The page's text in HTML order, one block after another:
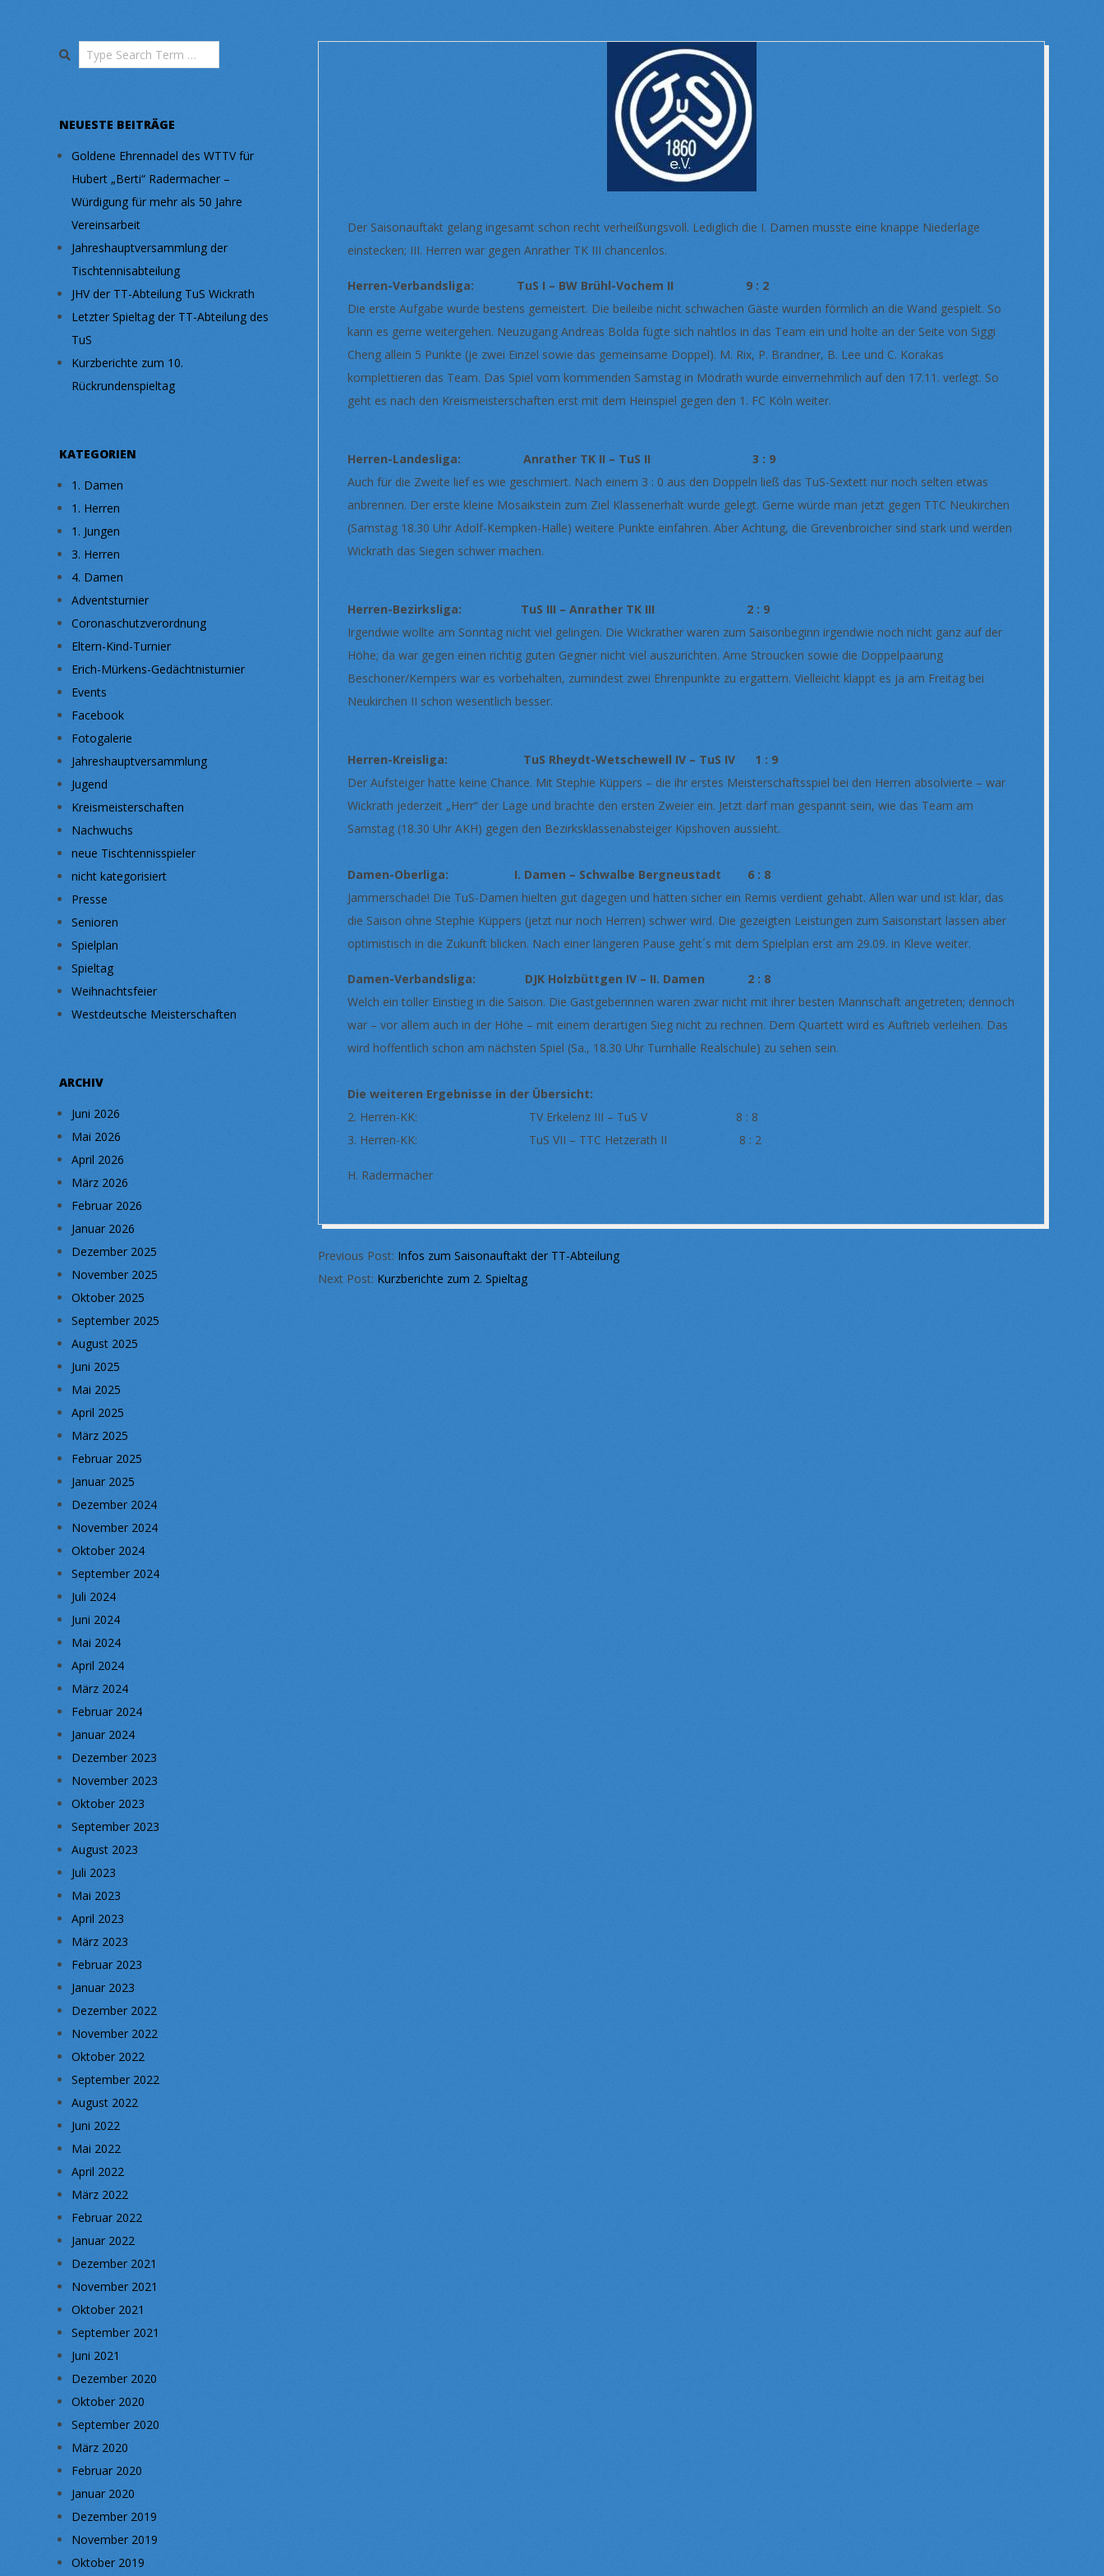
Der Saisonauftakt gelang ingesamt schon recht verheißungsvoll. Lediglich die I. Damen musste eine knappe Niederlage
einstecken; III. Herren war gegen Anrather TK III chancenlos.
Herren-Verbandsliga: TuS I – BW Brühl-Vochem II 9 : 2
Die erste Aufgabe wurde bestens gemeistert. Die beileibe nicht schwachen Gäste wurden förmlich an die Wand gespielt. So
kann es gerne weitergehen. Neuzugang Andreas Bolda fügte sich nahtlos in das Team ein und holte an der Seite von Siggi
Cheng allein 5 Punkte (je zwei Einzel sowie das gemeinsame Doppel). M. Rix, P. Brandner, B. Lee und C. Korakas
komplettieren das Team. Das Spiel vom kommenden Samstag in Mödrath wurde einvernehmlich auf den 17.11. verlegt. So
geht es nach den Kreismeisterschaften erst mit dem Heinspiel gegen den 1. FC Köln weiter.
Herren-Landesliga: Anrather TK II – TuS II 3 : 9
Auch für die Zweite lief es wie geschmiert. Nach einem 3 : 0 aus den Doppeln ließ das TuS-Sextett nur noch selten etwas
anbrennen. Der erste kleine Mosaikstein zum Ziel Klassenerhalt wurde gelegt. Gerne würde man jetzt gegen TTC Neukirchen
(Samstag 18.30 Uhr Adolf-Kempken-Halle) weitere Punkte einfahren. Aber Achtung, die Grevenbroicher sind stark und werden
Wickrath das Siegen schwer machen.
Herren-Bezirksliga: TuS III – Anrather TK III 2 : 9
Irgendwie wollte am Sonntag nicht viel gelingen. Die Wickrather waren zum Saisonbeginn irgendwie noch nicht ganz auf der
Höhe; da war gegen einen richtig guten Gegner nicht viel auszurichten. Arne Stroucken sowie die Doppelpaarung
Beschoner/Kempers war es vorbehalten, zumindest zwei Ehrenpunkte zu ergattern. Vielleicht klappt es ja am Freitag bei
Neukirchen II schon wesentlich besser.
Herren-Kreisliga: TuS Rheydt-Wetschewell IV – TuS IV 1 : 9
Der Aufsteiger hatte keine Chance. Mit Stephie Küppers – die ihr erstes Meisterschaftsspiel bei den Herren absolvierte – war
Wickrath jederzeit „Herr“ der Lage und brachte den ersten Zweier ein. Jetzt darf man gespannt sein, wie das Team am
Samstag (18.30 Uhr AKH) gegen den Bezirksklassenabsteiger Kipshoven aussieht.
Damen-Oberliga: I. Damen – Schwalbe Bergneustadt 6 : 8
Jammerschade! Die TuS-Damen hielten gut dagegen und hätten sicher ein Remis verdient gehabt. Allen war und ist klar, das
die Saison ohne Stephie Küppers (jetzt nur noch Herren) schwer wird. Die gezeigten Leistungen zum Saisonstart lassen aber
optimistisch in die Zukunft blicken. Nach einer längeren Pause geht´s mit dem Spielplan erst am 29.09. in Kleve weiter.
Damen-Verbandsliga: DJK Holzbüttgen IV – II. Damen 2 : 8
Welch ein toller Einstieg in die Saison. Die Gastgeberinnen waren zwar nicht mit ihrer besten Mannschaft angetreten; dennoch
war – vor allem auch in der Höhe – mit einem derartigen Sieg nicht zu rechnen. Dem Quartett wird es Auftrieb verleihen. Das
wird hoffentlich schon am nächsten Spiel (Sa., 18.30 Uhr Turnhalle Realschule) zu sehen sein.
Die weiteren Ergebnisse in der Übersicht:
2. Herren-KK: TV Erkelenz III – TuS V 8 : 8
3. Herren-KK: TuS VII – TTC Hetzerath II 8 : 2
H. Radermacher
09-
03
Previous Post: Infos zum Saisonauftakt der TT-Abteilung
Next Post: Kurzberichte zum 2. Spieltag
Search
NEUESTE BEITRÄGE
Goldene Ehrennadel des WTTV für
Hubert „Berti“ Radermacher –
Würdigung für mehr als 50 Jahre
Vereinsarbeit
Jahreshauptversammlung der
Tischtennisabteilung
JHV der TT-Abteilung TuS Wickrath
Letzter Spieltag der TT-Abteilung des
TuS
Kurzberichte zum 10.
Rückrundenspieltag
KATEGORIEN
1. Damen
1. Herren
1. Jungen
3. Herren
4. Damen
Adventsturnier
Coronaschutzverordnung
Eltern-Kind-Turnier
Erich-Mürkens-Gedächtnisturnier
Events
Facebook
Fotogalerie
Jahreshauptversammlung
Jugend
Kreismeisterschaften
Nachwuchs
neue Tischtennisspieler
nicht kategorisiert
Presse
Senioren
Spielplan
Spieltag
Weihnachtsfeier
Westdeutsche Meisterschaften
ARCHIV
Juni 2026
Mai 2026
April 2026
März 2026
Februar 2026
Januar 2026
Dezember 2025
November 2025
Oktober 2025
September 2025
August 2025
Juni 2025
Mai 2025
April 2025
März 2025
Februar 2025
Januar 2025
Dezember 2024
November 2024
Oktober 2024
September 2024
Juli 2024
Juni 2024
Mai 2024
April 2024
März 2024
Februar 2024
Januar 2024
Dezember 2023
November 2023
Oktober 2023
September 2023
August 2023
Juli 2023
Mai 2023
April 2023
März 2023
Februar 2023
Januar 2023
Dezember 2022
November 2022
Oktober 2022
September 2022
August 2022
Juni 2022
Mai 2022
April 2022
März 2022
Februar 2022
Januar 2022
Dezember 2021
November 2021
Oktober 2021
September 2021
Juni 2021
Dezember 2020
Oktober 2020
September 2020
März 2020
Februar 2020
Januar 2020
Dezember 2019
November 2019
Oktober 2019